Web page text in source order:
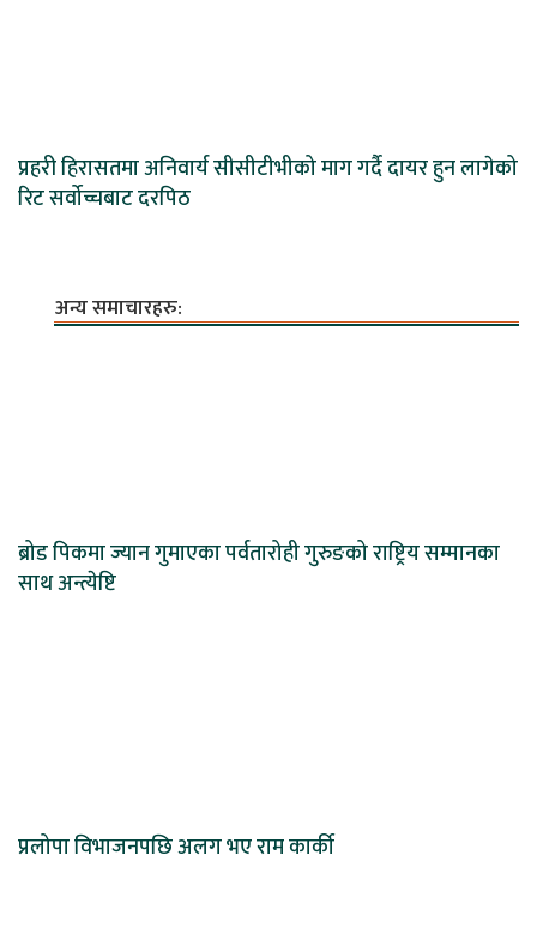
प्रहरी हिरासतमा अनिवार्य सीसीटीभीको माग गर्दै दायर हुन लागेको
रिट सर्वोच्चबाट दरपिठ
अन्य समाचारहरु:
ब्रोड पिकमा ज्यान गुमाएका पर्वतारोही गुरुङको राष्ट्रिय सम्मानका
साथ अन्त्येष्टि
प्रलोपा विभाजनपछि अलग भए राम कार्की